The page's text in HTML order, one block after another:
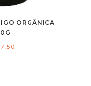
ORGÂNICA